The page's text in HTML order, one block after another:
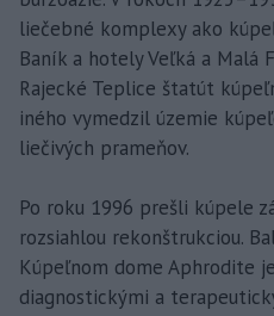
liečebné komplexy ako
Baník a hotely Veľká a Malá
Rajecké Teplice štatút
iného vymedzil územie
liečivých prameňov.
Po roku 1996 prešli kúpele
rozsiahlou rekonštrukciou.
Kúpeľnom dome Aphrodite
diagnostickými a